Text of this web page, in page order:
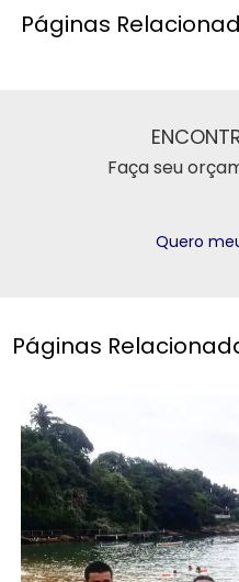
Páginas
Faça seu
Quero
Páginas